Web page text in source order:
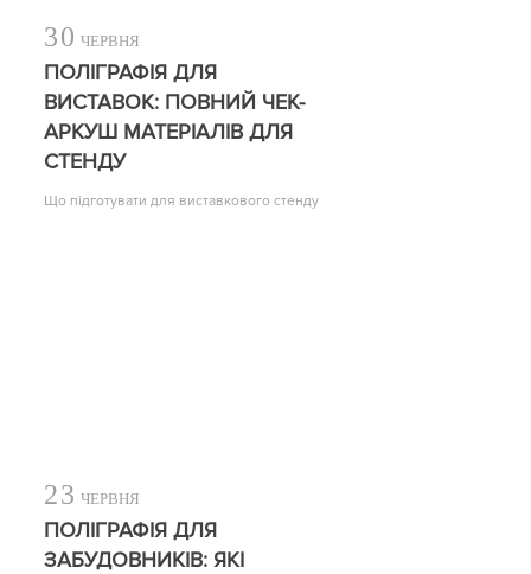
30 ЧЕРВНЯ
ПОЛІГРАФІЯ ДЛЯ
ВИСТАВОК: ПОВНИЙ ЧЕК-
АРКУШ МАТЕРІАЛІВ ДЛЯ
СТЕНДУ
Що підготувати для виставкового стенду
23 ЧЕРВНЯ
ПОЛІГРАФІЯ ДЛЯ
ЗАБУДОВНИКІВ: ЯКІ